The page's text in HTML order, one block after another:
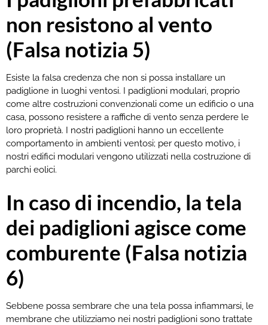
non resistono al vento
(Falsa notizia 5)
Esiste la falsa credenza che non si possa installare un
padiglione in luoghi ventosi. I padiglioni modulari, proprio
come altre costruzioni convenzionali come un edificio o una
casa, possono resistere a raffiche di vento senza perdere le
loro proprietà. I nostri padiglioni hanno un eccellente
comportamento in ambienti ventosi; per questo motivo, i
nostri edifici modulari vengono utilizzati nella costruzione di
parchi eolici.
In caso di incendio, la tela
dei padiglioni agisce come
comburente (Falsa notizia
6)
Sebbene possa sembrare che una tela possa infiammarsi, le
membrane che utilizziamo nei nostri padiglioni sono trattate